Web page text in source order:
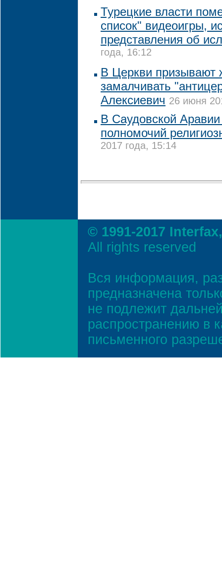
Турецкие власти
список" видеоигры,
представления об
года, 16:12
В Церкви призывают
замалчивать
Алексиевич 26 июня
В Саудовской Аравии
полномочий
2017 года, 15:14
© 1991-2017
All rights reserved
Вся информация,
предназначена
не подлежит
распространению в
письменного